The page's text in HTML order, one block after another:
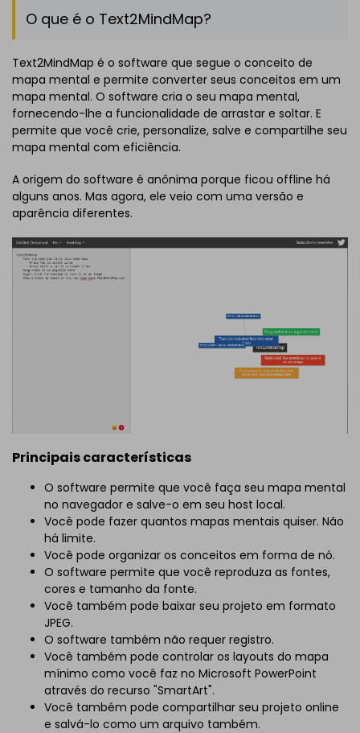
O que é o Text2MindMap?
Text2MindMap é o software que segue o conceito de
mapa mental e permite converter seus conceitos em um
mapa mental. O software cria o seu mapa mental,
fornecendo-lhe a funcionalidade de arrastar e soltar. E
permite que você crie, personalize, salve e compartilhe seu
mapa mental com eficiência.
A origem do software é anônima porque ficou offline há
alguns anos. Mas agora, ele veio com uma versão e
aparência diferentes.
Principais características
O software permite que você faça seu mapa mental
no navegador e salve-o em seu host local.
Você pode fazer quantos mapas mentais quiser. Não
há limite.
Você pode organizar os conceitos em forma de nó.
O software permite que você reproduza as fontes,
cores e tamanho da fonte.
Você também pode baixar seu projeto em formato
JPEG.
O software também não requer registro.
Você também pode controlar os layouts do mapa
mínimo como você faz no Microsoft PowerPoint
através do recurso "SmartArt".
Você também pode compartilhar seu projeto online
e salvá-lo como um arquivo também.